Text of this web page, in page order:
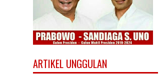
ARTIKEL UNGGULAN